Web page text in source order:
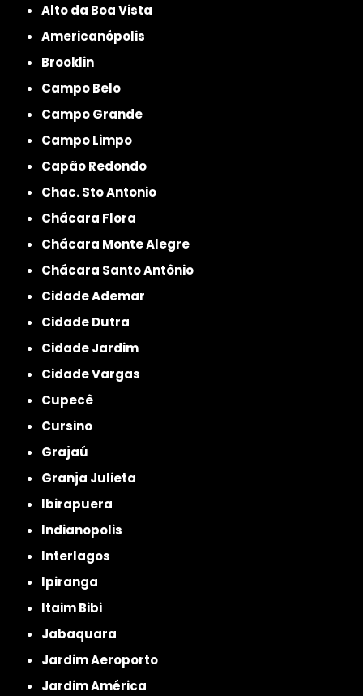
Alto da Boa Vista
Americanópolis
Brooklin
Campo Belo
Campo Grande
Campo Limpo
Capão Redondo
Chac. Sto Antonio
Chácara Flora
Chácara Monte Alegre
Chácara Santo Antônio
Cidade Ademar
Cidade Dutra
Cidade Jardim
Cidade Vargas
Cupecê
Cursino
Grajaú
Granja Julieta
Ibirapuera
Indianopolis
Interlagos
Ipiranga
Itaim Bibi
Jabaquara
Jardim Aeroporto
Jardim América